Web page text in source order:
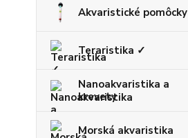
Akvaristické pomôcky
Teraristika ✓
Nanoakvaristika a
krevety
Morská akvaristika